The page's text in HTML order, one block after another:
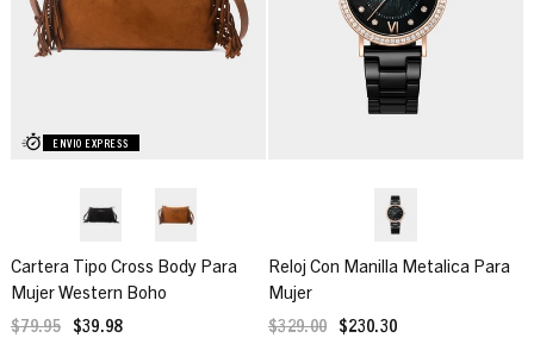
ENVIO EXPRESS
Cartera Tipo Cross Body Para
Mujer Western Boho
$79.95 $39.98
Reloj Con Manilla Metalica Para
Mujer
$329.00 $230.30